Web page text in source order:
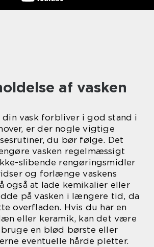
af vasken
din vask forbliver i god stand i
er der nogle vigtige
du bør følge. Det
vasken regelmæssigt
slibende rengøringsmidler
og forlænge vaskens
også at lade kemikalier eller
på vasken i længere tid, da
overfladen. Hvis du har en
eller keramik, kan det være
en blød børste eller
eventuelle hårde pletter.